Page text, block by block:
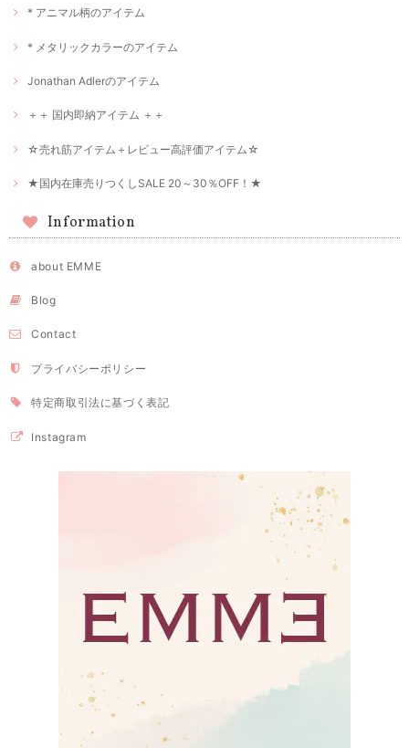
* アニマル柄のアイテム
* メタリックカラーのアイテム
Jonathan Adlerのアイテム
＋＋ 国内即納アイテム ＋＋
☆売れ筋アイテム＋レビュー高評価アイテム☆
★国内在庫売りつくしSALE 20～30％OFF！★
Information
about EMME
Blog
Contact
プライバシーポリシー
特定商取引法に基づく表記
Instagram